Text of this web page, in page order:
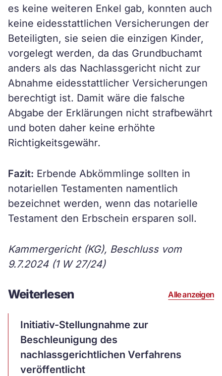
es keine weiteren Enkel gab, konnten auch
keine eidesstattlichen Versicherungen der
Beteiligten, sie seien die einzigen Kinder,
vorgelegt werden, da das Grundbuchamt
anders als das Nachlassgericht nicht zur
Abnahme eidesstattlicher Versicherungen
berechtigt ist. Damit wäre die falsche
Abgabe der Erklärungen nicht strafbewährt
und boten daher keine erhöhte
Richtigkeitsgewähr.
Fazit: Erbende Abkömmlinge sollten in
notariellen Testamenten namentlich
bezeichnet werden, wenn das notarielle
Testament den Erbschein ersparen soll.
Kammergericht (KG), Beschluss vom
9.7.2024 (1 W 27/24)
Weiterlesen Alle anzeigen
Initiativ-Stellungnahme zur
Beschleunigung des
nachlassgerichtlichen Verfahrens
veröffentlicht
Artikel
ansehen